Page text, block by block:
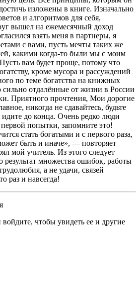
изложены в книге. Изначально
и алгоритмов для себя,
вышел на ежемесячный доход
взять меня в партнеры, я
с вами, пусть мечты таких же
какими когда-то были мы с моим
вам будет проще, потому что
кроме мусора и рассуждений
по теме богатства на книжных
сильно отдалённые от жизни в России
Приятного прочтения, Мои дорогие
никогда не сдавайтесь, будьте
до конца. Очень редко люди
попытки, запомните это!
стать богатыми и с первого раза,
быть и иначе», — повторяет
мой учитель. Из этого следует
результат множества ошибок, работы
а не удачи, связей
раз и навсегда!
войдите, чтобы увидеть ее и другие